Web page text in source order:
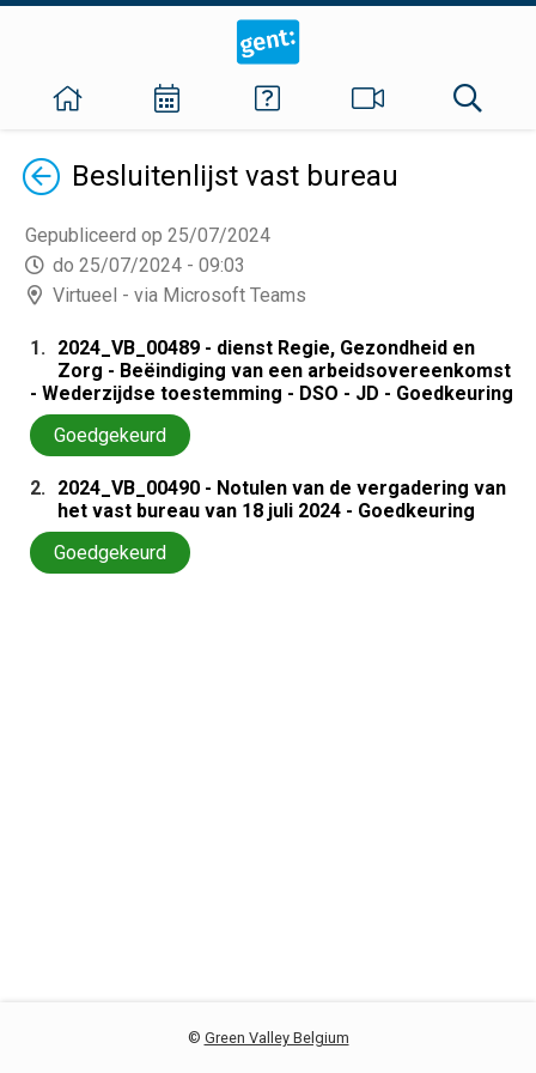
TerugBesluitenlijst vast bureau
Gepubliceerd op 25/07/2024
do 25/07/2024 - 09:03
Virtueel - via Microsoft Teams
1. 2024_VB_00489 - dienst Regie, Gezondheid en
Zorg - Beëindiging van een arbeidsovereenkomst
- Wederzijdse toestemming - DSO - JD - Goedkeuring
Goedgekeurd
2. 2024_VB_00490 - Notulen van de vergadering van
het vast bureau van 18 juli 2024 - Goedkeuring
Goedgekeurd
© Green Valley Belgium